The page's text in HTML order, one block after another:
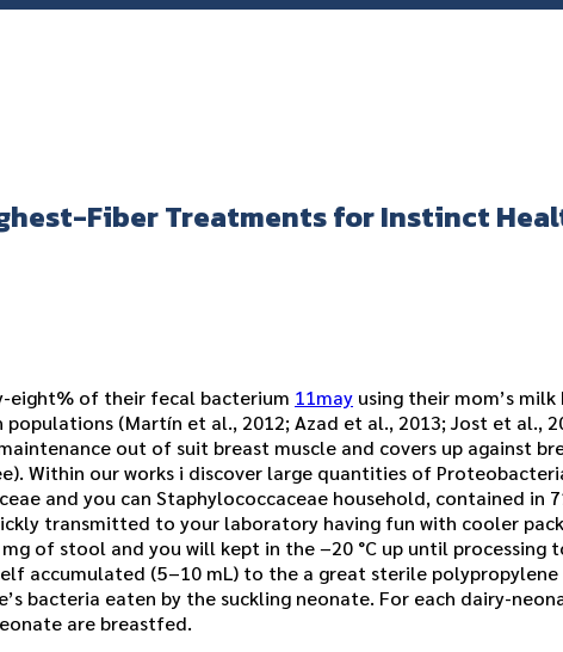
Fiber Treatments for Instinct
eight% of their fecal bacterium 11may using their mom’s
(Martín et al., 2012; Azad et al., 2013; Jost et al.,
out of suit breast muscle and covers up against
Within our works i discover large quantities of
and you can Staphylococcaceae household, contained in
transmitted to your laboratory having fun with cooler
of stool and you will kept in the −20 °C up until processing
accumulated (5–10 mL) to the a great sterile
bacteria eaten by the suckling neonate. For each dairy-
are breastfed.